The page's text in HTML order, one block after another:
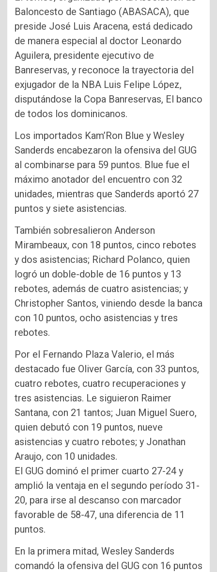
Baloncesto de Santiago (ABASACA), que
preside José Luis Aracena, está dedicado
de manera especial al doctor Leonardo
Aguilera, presidente ejecutivo de
Banreservas, y reconoce la trayectoria del
exjugador de la NBA Luis Felipe López,
disputándose la Copa Banreservas, El banco
de todos los dominicanos.
Los importados Kam’Ron Blue y Wesley
Sanderds encabezaron la ofensiva del GUG
al combinarse para 59 puntos. Blue fue el
máximo anotador del encuentro con 32
unidades, mientras que Sanderds aportó 27
puntos y siete asistencias.
También sobresalieron Anderson
Mirambeaux, con 18 puntos, cinco rebotes
y dos asistencias; Richard Polanco, quien
logró un doble-doble de 16 puntos y 13
rebotes, además de cuatro asistencias; y
Christopher Santos, viniendo desde la banca
con 10 puntos, ocho asistencias y tres
rebotes.
Por el Fernando Plaza Valerio, el más
destacado fue Oliver García, con 33 puntos,
cuatro rebotes, cuatro recuperaciones y
tres asistencias. Le siguieron Raimer
Santana, con 21 tantos; Juan Miguel Suero,
quien debutó con 19 puntos, nueve
asistencias y cuatro rebotes; y Jonathan
Araujo, con 10 unidades.
El GUG dominó el primer cuarto 27-24 y
amplió la ventaja en el segundo período 31-
20, para irse al descanso con marcador
favorable de 58-47, una diferencia de 11
puntos.
En la primera mitad, Wesley Sanderds
comandó la ofensiva del GUG con 16 puntos